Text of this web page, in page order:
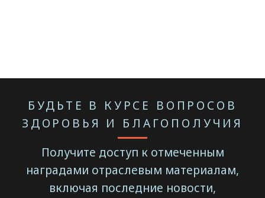
БУДЬТЕ В КУРСЕ ВОПРОСОВ
ЗДОРОВЬЯ И БЛАГОПОЛУЧИЯ
Получите доступ к отмеченным
наградами отраслевым материалам,
включая последние новости,